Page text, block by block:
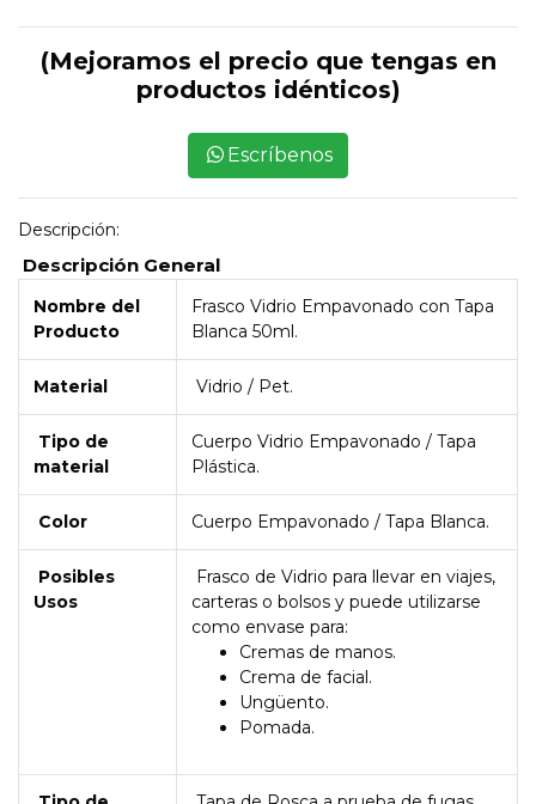
(Mejoramos el precio que tengas en
productos idénticos)
Escríbenos
Descripción:
Descripción General
Nombre del
Producto
Frasco Vidrio Empavonado con Tapa
Blanca 50ml.
Material Vidrio / Pet.
Tipo de
material
Cuerpo Vidrio Empavonado / Tapa
Plástica.
Color Cuerpo Empavonado / Tapa Blanca.
Posibles
Usos
Frasco de Vidrio para llevar en viajes,
carteras o bolsos y puede utilizarse
como envase para:
Cremas de manos.
Crema de facial.
Ungüento.
Pomada.